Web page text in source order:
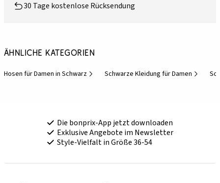
30 Tage kostenlose Rücksendung
Ähnliche Kategorien
Hosen für Damen in Schwarz Schwarze Kleidung für Damen
Die bonprix-App jetzt downloaden
Exklusive Angebote im Newsletter
Style-Vielfalt in Größe 36-54